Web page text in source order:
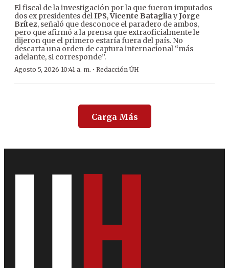
El fiscal de la investigación por la que fueron imputados
dos ex presidentes delIPS,Vicente BatagliayJorge
Brítez, señaló que desconoce el paradero de ambos,
pero que afirmó a la prensa que extraoficialmente le
dijeron que el primero estaría fuera del país. No
descarta una orden de captura internacional “más
adelante, si corresponde”.
Agosto 5, 2026 10:41 a. m. · Redacción ÚH
Carga Más